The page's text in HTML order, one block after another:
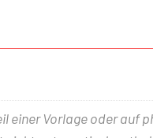
einer Vorlage oder auf